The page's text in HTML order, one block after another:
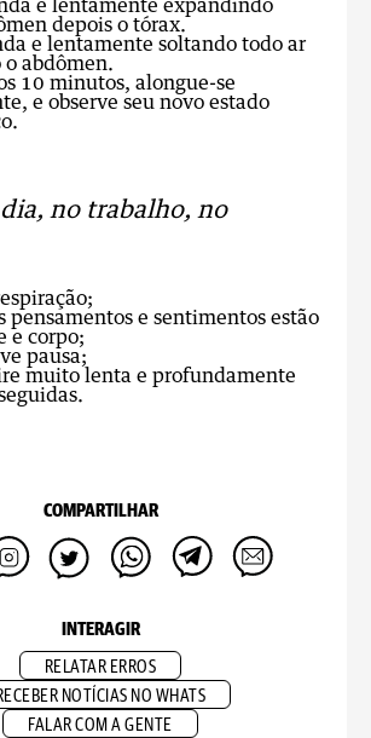
e lentamente expandindo
depois o tórax.
e lentamente soltando todo ar
abdômen.
10 minutos, alongue-se
e observe seu novo estado
no trabalho, no
pensamentos e sentimentos estão
e corpo;
pausa;
muito lenta e profundamente
COMPARTILHAR
INTERAGIR
RELATAR ERROS
NOTÍCIAS NO WHATS
FALAR COM A GENTE